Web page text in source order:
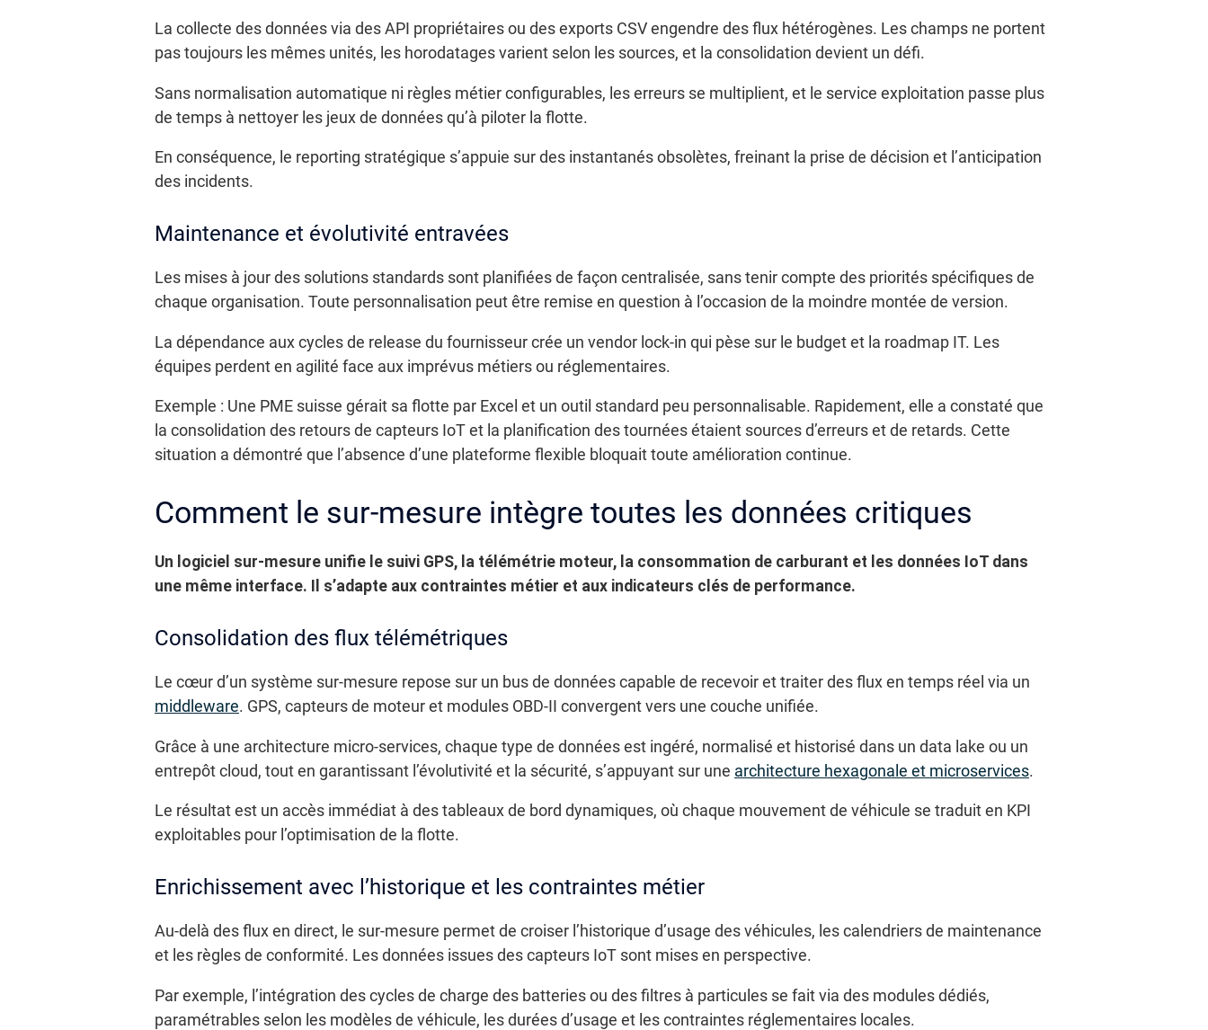
La collecte des données via des API propriétaires ou des exports CSV engendre des flux hétérogènes. Les champs ne portent
pas toujours les mêmes unités, les horodatages varient selon les sources, et la consolidation devient un défi.
Sans normalisation automatique ni règles métier configurables, les erreurs se multiplient, et le service exploitation passe plus
de temps à nettoyer les jeux de données qu’à piloter la flotte.
En conséquence, le reporting stratégique s’appuie sur des instantanés obsolètes, freinant la prise de décision et l’anticipation
des incidents.
Maintenance et évolutivité entravées
Les mises à jour des solutions standards sont planifiées de façon centralisée, sans tenir compte des priorités spécifiques de
chaque organisation. Toute personnalisation peut être remise en question à l’occasion de la moindre montée de version.
La dépendance aux cycles de release du fournisseur crée un vendor lock-in qui pèse sur le budget et la roadmap IT. Les
équipes perdent en agilité face aux imprévus métiers ou réglementaires.
Exemple : Une PME suisse gérait sa flotte par Excel et un outil standard peu personnalisable. Rapidement, elle a constaté que
la consolidation des retours de capteurs IoT et la planification des tournées étaient sources d’erreurs et de retards. Cette
situation a démontré que l’absence d’une plateforme flexible bloquait toute amélioration continue.
Comment le sur-mesure intègre toutes les données critiques
Un logiciel sur-mesure unifie le suivi GPS, la télémétrie moteur, la consommation de carburant et les données IoT dans
une même interface. Il s’adapte aux contraintes métier et aux indicateurs clés de performance.
Consolidation des flux télémétriques
Le cœur d’un système sur-mesure repose sur un bus de données capable de recevoir et traiter des flux en temps réel via un
middleware. GPS, capteurs de moteur et modules OBD-II convergent vers une couche unifiée.
Grâce à une architecture micro-services, chaque type de données est ingéré, normalisé et historisé dans un data lake ou un
entrepôt cloud, tout en garantissant l’évolutivité et la sécurité, s’appuyant sur une architecture hexagonale et microservices.
Le résultat est un accès immédiat à des tableaux de bord dynamiques, où chaque mouvement de véhicule se traduit en KPI
exploitables pour l’optimisation de la flotte.
Enrichissement avec l’historique et les contraintes métier
Au-delà des flux en direct, le sur-mesure permet de croiser l’historique d’usage des véhicules, les calendriers de maintenance
et les règles de conformité. Les données issues des capteurs IoT sont mises en perspective.
Par exemple, l’intégration des cycles de charge des batteries ou des filtres à particules se fait via des modules dédiés,
paramétrables selon les modèles de véhicule, les durées d’usage et les contraintes réglementaires locales.